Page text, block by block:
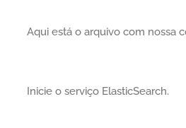
Aqui está o arquivo com nossa
Inicie o serviço ElasticSearch.